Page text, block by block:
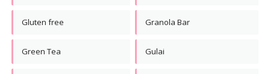
Gluten free Granola Bar
Green Tea Gulai